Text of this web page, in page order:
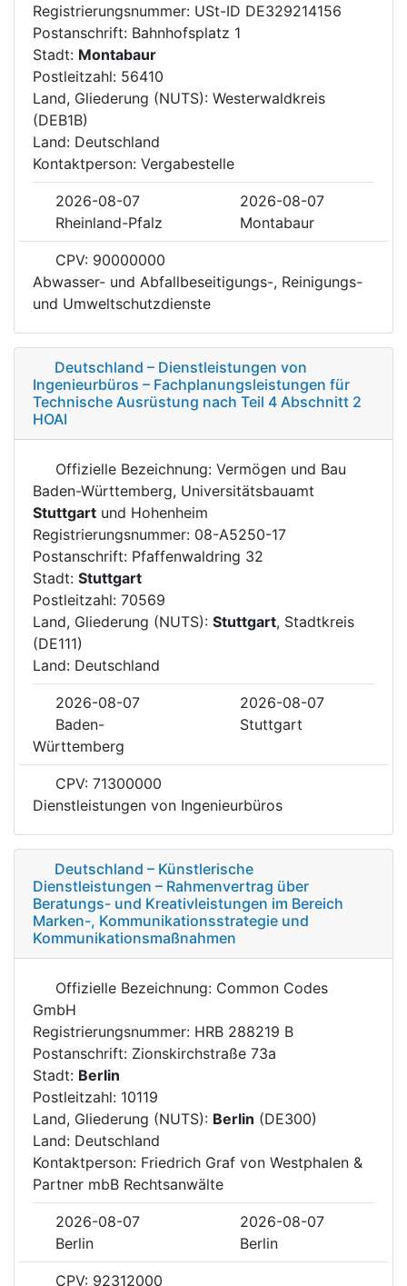
Registrierungsnummer: USt-ID DE329214156
Postanschrift: Bahnhofsplatz 1
Stadt: Montabaur
Postleitzahl: 56410
Land, Gliederung (NUTS): Westerwaldkreis
(DEB1B)
Land: Deutschland
Kontaktperson: Vergabestelle
2026-08-07
2026-08-07
Rheinland-Pfalz
Montabaur
CPV: 90000000
Abwasser- und Abfallbeseitigungs-, Reinigungs-
und Umweltschutzdienste
Deutschland – Dienstleistungen von
Ingenieurbüros – Fachplanungsleistungen für
Technische Ausrüstung nach Teil 4 Abschnitt 2
HOAI
Offizielle Bezeichnung: Vermögen und Bau
Baden-Württemberg, Universitätsbauamt
Stuttgart und Hohenheim
Registrierungsnummer: 08-A5250-17
Postanschrift: Pfaffenwaldring 32
Stadt: Stuttgart
Postleitzahl: 70569
Land, Gliederung (NUTS): Stuttgart, Stadtkreis
(DE111)
Land: Deutschland
2026-08-07
2026-08-07
Baden-
Württemberg
Stuttgart
CPV: 71300000
Dienstleistungen von Ingenieurbüros
Deutschland – Künstlerische
Dienstleistungen – Rahmenvertrag über
Beratungs- und Kreativleistungen im Bereich
Marken-, Kommunikationsstrategie und
Kommunikationsmaßnahmen
Offizielle Bezeichnung: Common Codes
GmbH
Registrierungsnummer: HRB 288219 B
Postanschrift: Zionskirchstraße 73a
Stadt: Berlin
Postleitzahl: 10119
Land, Gliederung (NUTS): Berlin (DE300)
Land: Deutschland
Kontaktperson: Friedrich Graf von Westphalen &
Partner mbB Rechtsanwälte
2026-08-07
2026-08-07
Berlin
Berlin
CPV: 92312000